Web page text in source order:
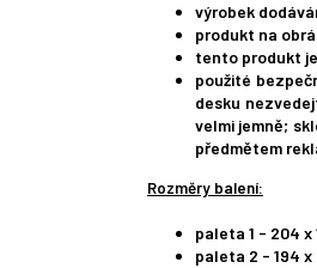
výrobek
produkt na
tento produkt
použité
desku
velmi jemně;
předmětem
Rozměry balení:
paleta 1 - 204 x
paleta 2 - 194 x